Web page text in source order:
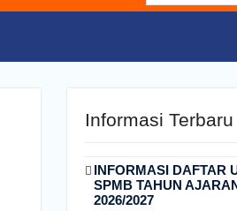
Informasi Terbaru
INFORMASI DAFTAR
SPMB TAHUN
2026/2027